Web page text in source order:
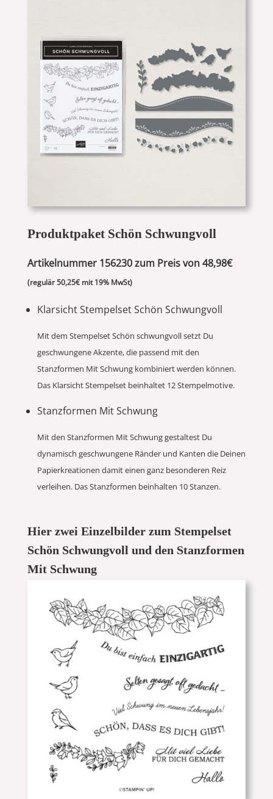
Produktpaket Schön Schwungvoll
Artikelnummer 156230 zum Preis von 48,98€
(regulär 50,25€ mit 19% MwSt)
Klarsicht Stempelset Schön Schwungvoll
Mit dem Stempelset Schön schwungvoll setzt Du
geschwungene Akzente, die passend mit den
Stanzformen Mit Schwung kombiniert werden können.
Das Klarsicht Stempelset beinhaltet 12 Stempelmotive.
Stanzformen Mit Schwung
Mit den Stanzformen Mit Schwung gestaltest Du
dynamisch geschwungene Ränder und Kanten die Deinen
Papierkreationen damit einen ganz besonderen Reiz
verleihen. Das Stanzformen beinhalten 10 Stanzen.
Hier zwei Einzelbilder zum Stempelset
Schön Schwungvoll und den Stanzformen
Mit Schwung